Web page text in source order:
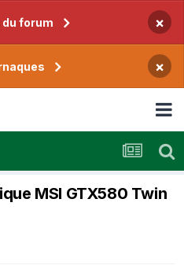
forum ×
×
MSI GTX580 Twin